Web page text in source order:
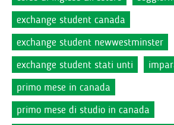
exchange student canada
exchange student newwestminster
exchange student stati unti
primo mese in canada
primo mese di studio in canada